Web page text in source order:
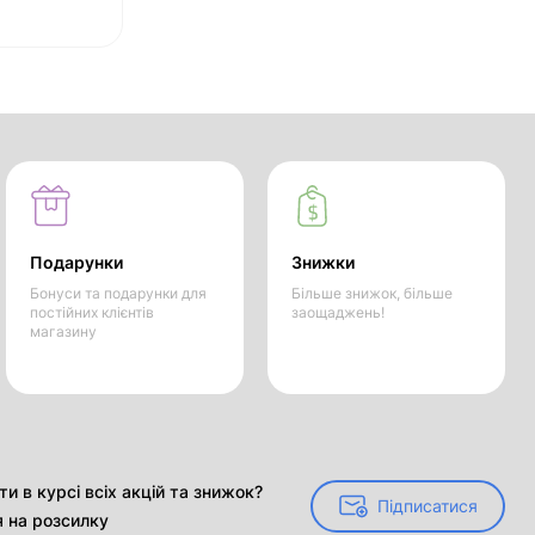
Подарунки
Бонуси та подарунки для
постійних клієнтів
магазину
Знижки
Більше знижок, більше
заощаджень!
в курсі всіх акцій та знижок?
на розсилку
Підписатися
Підписатися